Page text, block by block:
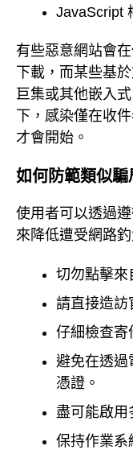
JavaScript
有些惡意網站會
下載，而某些基
巨集或其他嵌入
下，感染僅在收
才會開始。
如何防範類似騙
使用者可以透過
來降低遭受網路
切勿點擊來
請直接造訪
仔細檢查寄
避免在透過
憑證。
盡可能啟用
保持作業系